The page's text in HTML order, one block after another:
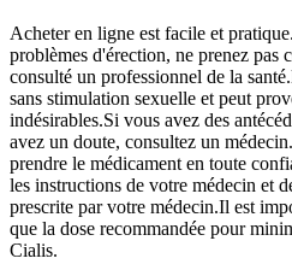
Acheter en ligne est facile et
problèmes d'érection, ne prenez pas
consulté un professionnel de la
sans stimulation sexuelle et peut
indésirables.Si vous avez des
avez un doute, consultez un
prendre le médicament en toute
les instructions de votre médecin et
prescrite par votre médecin.Il est
que la dose recommandée pour
Cialis.